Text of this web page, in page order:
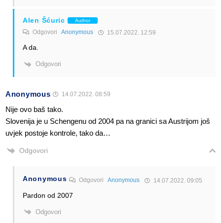
Alen Šćuric Author
Odgovori Anonymous 15.07.2022. 12:59
A da.
Odgovori
Anonymous 14.07.2022. 08:59
Nije ovo baš tako.
Slovenija je u Schengenu od 2004 pa na granici sa Austrijom još
uvjek postoje kontrole, tako da…
Odgovori
Anonymous OdgovoriAnonymous 14.07.2022. 09:05
Pardon od 2007
Odgovori